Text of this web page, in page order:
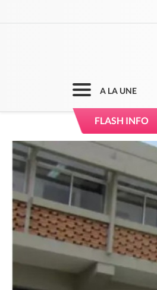
A LA UNE
FLASH INFO